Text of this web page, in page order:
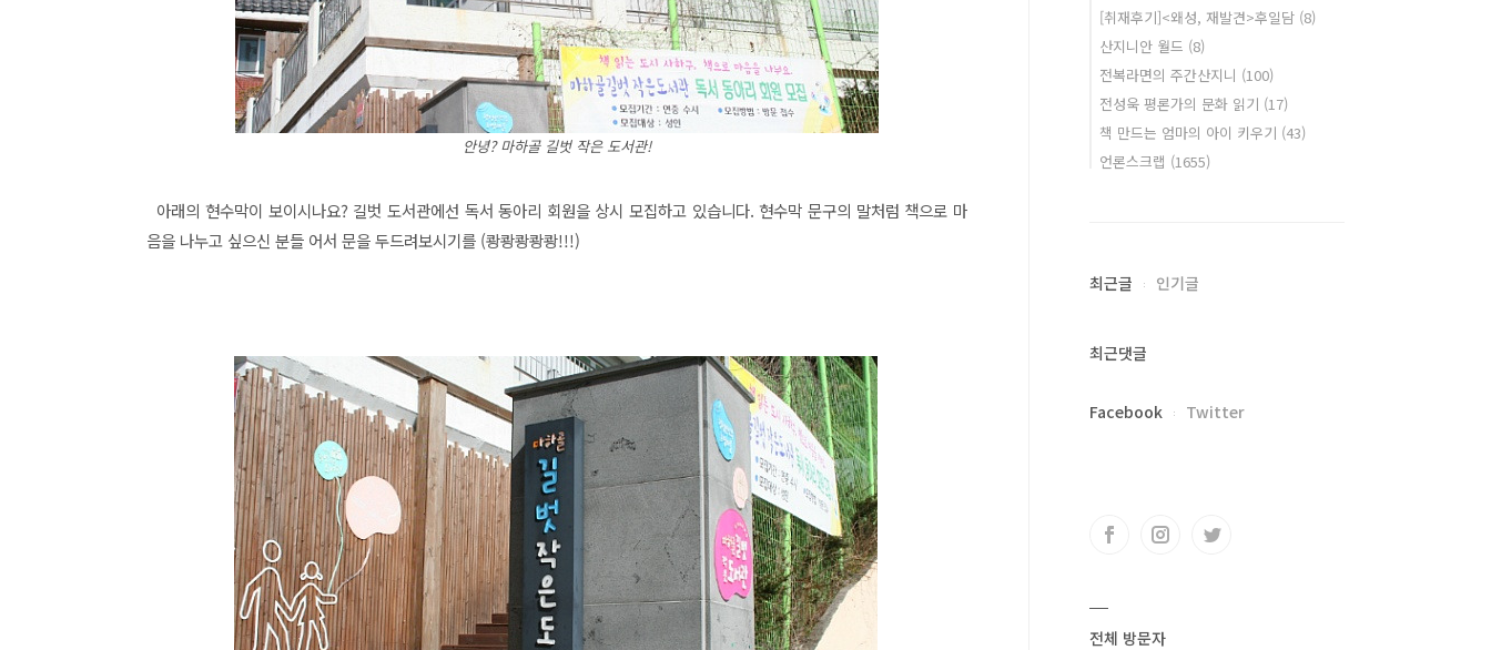
안녕? 마하골 길벗 작은 도서관!
아래의 현수막이 보이시나요? 길벗 도서관에선 독서 동아리 회원을 상시 모집하고 있습니다. 현수막 문구의 말처럼 책으로 마
음을 나누고 싶으신 분들 어서 문을 두드려보시기를 (쾅쾅쾅쾅쾅!!!)
[취재후기]<왜성, 재발견>후일담 (8)
산지니안 월드 (8)
전복라면의 주간산지니 (100)
전성욱 평론가의 문화 읽기 (17)
책 만드는 엄마의 아이 키우기 (43)
언론스크랩 (1655)
최근글 인기글
최근댓글
Facebook Twitter
전체 방문자